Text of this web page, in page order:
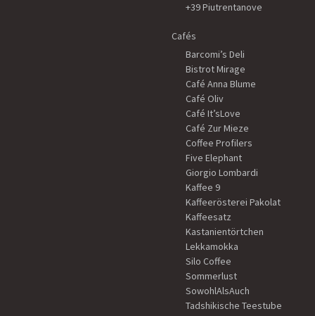
+39 Piutrentanove
Cafés
Barcomi’s Deli
Bistrot Mirage
Café Anna Blume
Café Oliv
Café It’sLove
Café Zur Mieze
Coffee Profilers
Five Elephant
Giorgio Lombardi
Kaffee 9
Kaffeerösterei Pakolat
Kaffeesatz
Kastanientörtchen
Lekkamokka
Silo Coffee
Sommerlust
SowohlAlsAuch
Tadshikische Teestube